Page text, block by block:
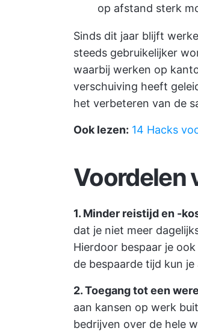
op afstand sterk
Sinds dit jaar blijft
steeds gebruikelijker
waarbij werken op
verschuiving heeft
het verbeteren van de
Ook lezen: 14 Hacks
Voordelen
1. Minder reistijd en -
dat je niet meer
Hierdoor bespaar je
de bespaarde tijd kun
2. Toegang tot een
aan kansen op werk
bedrijven over de hele